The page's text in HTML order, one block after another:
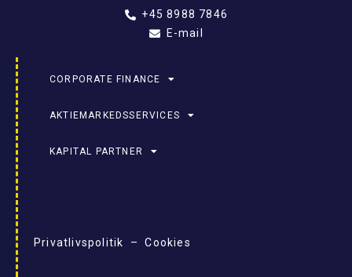
+45 8988 7846
E-mail
CORPORATE FINANCE
AKTIEMARKEDSSERVICES
KAPITAL PARTNER
Privatlivspolitik – Cookies